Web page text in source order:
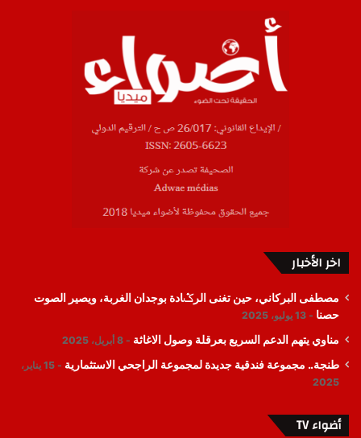
اخر الأخبار
مصطفى البركاني، حين تغنى الرݣادة بوجدان الغربة، ويصير الصوت
حصنا
13 يوليو، 2025
مناوي يتهم الدعم السريع بعرقلة وصول الاغاثة 8 أبريل، 2025
طنجة.. مجموعة فندقية جديدة لمجموعة الراجحي الاستثمارية
15 يناير،
2025
أضواء TV